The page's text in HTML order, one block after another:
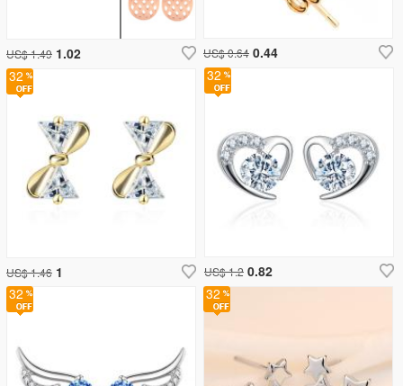
US$ 1.49 1.02
32 32
32
US$ 1.46 1
US$ 0.64 0.44
32
US$ 1.2 0.82